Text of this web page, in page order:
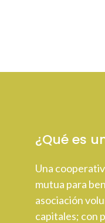
¿Qué es
Una
mutua para
asociación
capitales; con